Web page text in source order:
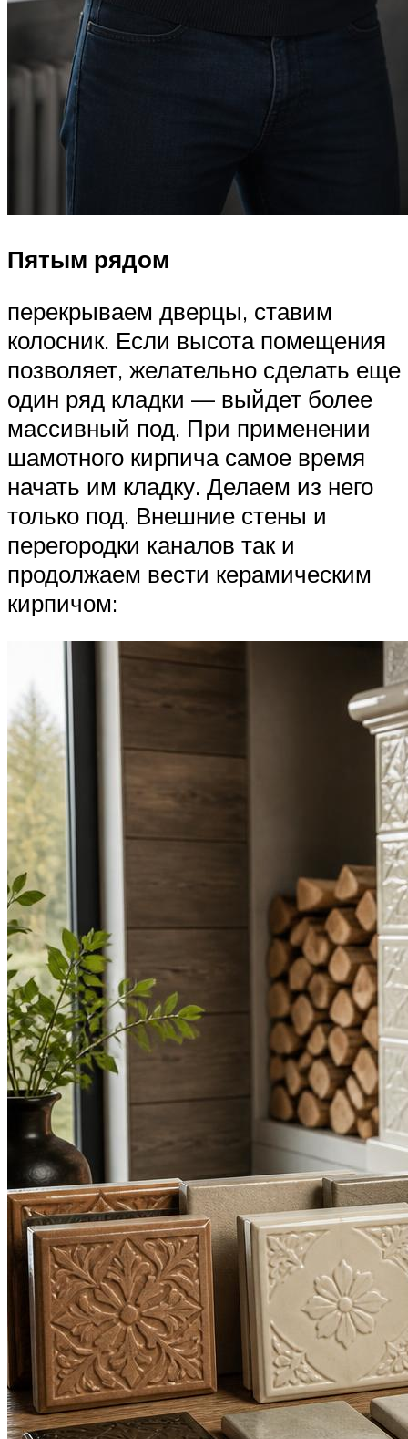
Пятым рядом
перекрываем дверцы, ставим
колосник. Если высота помещения
позволяет, желательно сделать еще
один ряд кладки — выйдет более
массивный под. При применении
шамотного кирпича самое время
начать им кладку. Делаем из него
только под. Внешние стены и
перегородки каналов так и
продолжаем вести керамическим
кирпичом: